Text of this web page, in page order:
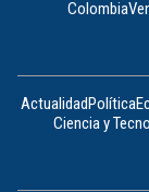
Colombia
ActualidadPolítica
Ciencia y